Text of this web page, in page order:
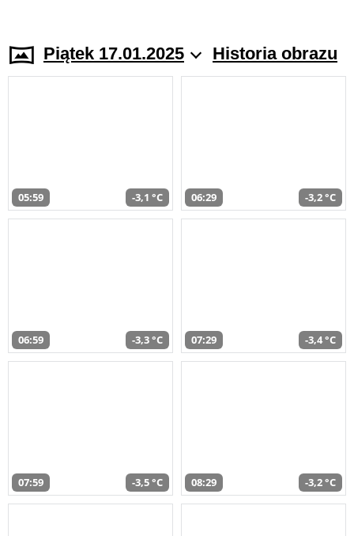
Piątek 17.01.2025 Historia obrazu
05:59 -3,1 °C 06:29 -3,2 °C
06:59 -3,3 °C 07:29 -3,4 °C
07:59 -3,5 °C 08:29 -3,2 °C